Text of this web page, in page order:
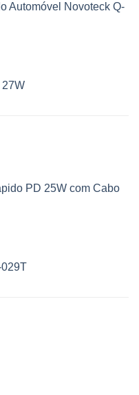
Automóvel Novoteck Q-
27W
PD 25W com Cabo